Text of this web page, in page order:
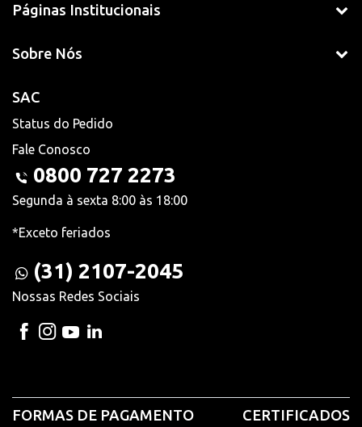
Páginas Institucionais
Sobre Nós
SAC
Status do Pedido
Fale Conosco
0800 727 2273
Segunda à sexta 8:00 às 18:00
*Exceto feriados
(31) 2107-2045
Nossas Redes Sociais
FORMAS DE PAGAMENTO CERTIFICADOS